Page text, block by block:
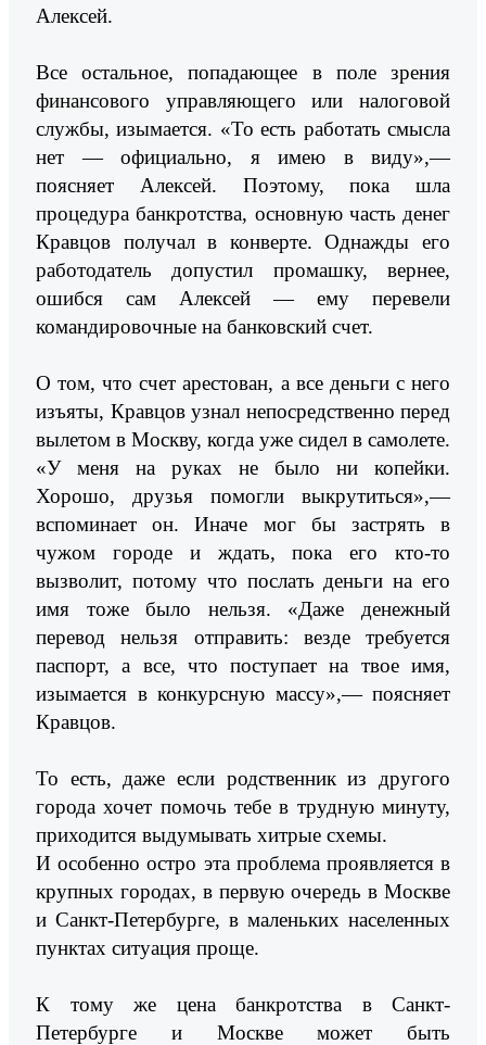
Алексей.
Все остальное, попадающее в поле зрения
финансового управляющего или налоговой
службы, изымается. «То есть работать смысла
нет — официально, я имею в виду»,—
поясняет Алексей. Поэтому, пока шла
процедура банкротства, основную часть денег
Кравцов получал в конверте. Однажды его
работодатель допустил промашку, вернее,
ошибся сам Алексей — ему перевели
командировочные на банковский счет.
О том, что счет арестован, а все деньги с него
изъяты, Кравцов узнал непосредственно перед
вылетом в Москву, когда уже сидел в самолете.
«У меня на руках не было ни копейки.
Хорошо, друзья помогли выкрутиться»,—
вспоминает он. Иначе мог бы застрять в
чужом городе и ждать, пока его кто-то
вызволит, потому что послать деньги на его
имя тоже было нельзя. «Даже денежный
перевод нельзя отправить: везде требуется
паспорт, а все, что поступает на твое имя,
изымается в конкурсную массу»,— поясняет
Кравцов.
То есть, даже если родственник из другого
города хочет помочь тебе в трудную минуту,
приходится выдумывать хитрые схемы.
И особенно остро эта проблема проявляется в
крупных городах, в первую очередь в Москве
и Санкт-Петербурге, в маленьких населенных
пунктах ситуация проще.
К тому же цена банкротства в Санкт-
Петербурге и Москве может быть